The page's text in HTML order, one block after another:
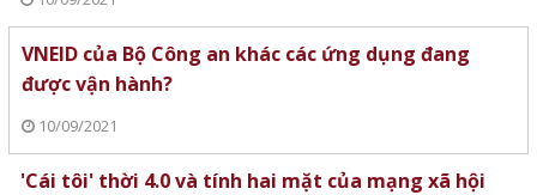
VNEID của Bộ Công an khác các ứng dụng đang
được vận hành?
10/09/2021
'Cái tôi' thời 4.0 và tính hai mặt của mạng xã hội